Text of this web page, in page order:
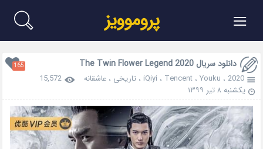
≡ پروموویز
دانلود سریال The Twin Flower Legend 2020 165
2020 ، iQiyi ، Tencent، Youku ،تاریخی ،عاشقانه
15,572
یکشنبه ۸ تیر ۱۳۹۹